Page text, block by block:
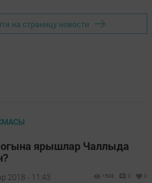
на страницу новости
ярышлар Чаллыда
2018 - 11:43 1598 0 0